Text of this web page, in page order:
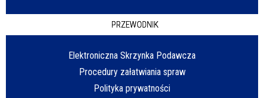
PRZEWODNIK
Elektroniczna Skrzynka Podawcza
Procedury załatwiania spraw
Polityka prywatności